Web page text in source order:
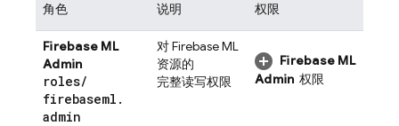
角色 说明 权限
Firebase ML
Admin
roles/
firebaseml .
admin
对Firebase ML
资源的
完整读写权限
Firebase ML
Admin 权限